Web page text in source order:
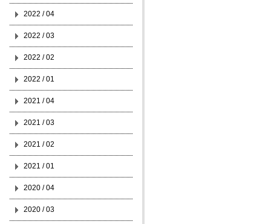
2022 / 04
2022 / 03
2022 / 02
2022 / 01
2021 / 04
2021 / 03
2021 / 02
2021 / 01
2020 / 04
2020 / 03